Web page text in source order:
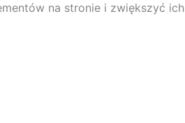
na stronie i zwiększyć ich